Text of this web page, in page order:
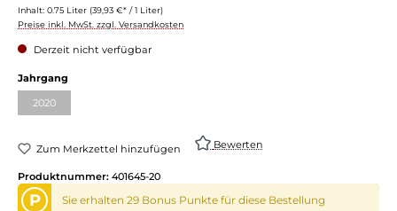
Inhalt: 0.75 Liter (39,93 €* / 1 Liter)
Preise inkl. MwSt. zzgl. Versandkosten
Derzeit nicht verfügbar
Jahrgang
2020(Diese Option ist zurzeit nicht verfügbar.)
Zum Merkzettel hinzufügen Bewerten
Produktnummer: 401645-20
P Sie erhalten 29 Bonus Punkte für diese Bestellung